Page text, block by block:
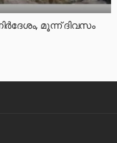
മൂന്ന് ദിവസം